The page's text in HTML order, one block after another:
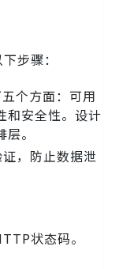
步骤：
个方面：可用
和安全性。设计
。
，防止数据泄
状态码。